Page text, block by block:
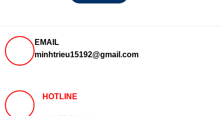
EMAIL
minhtrieu15192@gmail.com
HOTLINE